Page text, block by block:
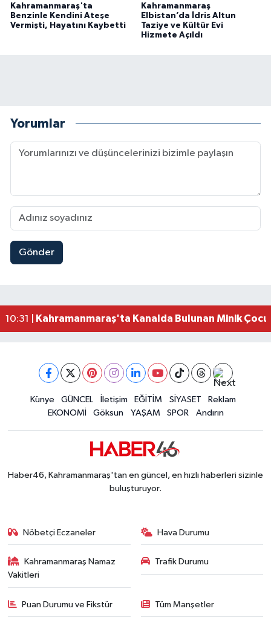
Kahramanmaraş'ta
Benzinle Kendini Ateşe
Vermişti, Hayatını Kaybetti
Kahramanmaraş
Elbistan’da İdris Altun
Taziye ve Kültür Evi
Hizmete Açıldı
Yorumlar
Gönder
11:06 |Kahramanmaraş'ta Ağustos Fuarı Ailelerin
23:59 |Kahramanmaraş Elbistan’da İdris Altun Taziye
23:51 |Kahramanmaraş Ağustos Fuarı'nda Ailelere
Kahramanmaraş’ta orman yangını kontrol
Kahramanmaraş'ta Funda Arar Konserinde
11:18 |Kahramanmaraş Depreminin Etkisi Bitmedi?
Künye GÜNCEL İletişim EĞİTİM SİYASET
Reklam
EKONOMİ
Göksun YAŞAM SPOR Andırın
Haber46, Kahramanmaraş'tan en güncel, en hızlı haberleri sizinle
buluşturuyor.
Nöbetçi Eczaneler Hava Durumu
Kahramanmaraş Namaz
Vakitleri
Trafik Durumu
Puan Durumu ve Fikstür Tüm Manşetler
TANITIM